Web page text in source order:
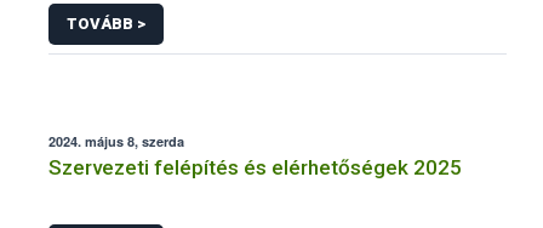
TOVÁBB >
2024. május 8, szerda
Szervezeti felépítés és elérhetőségek 2025